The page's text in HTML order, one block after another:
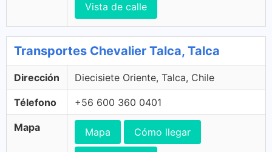
Vista de calle
Transportes Chevalier Talca, Talca
Dirección Diecisiete Oriente, Talca, Chile
Télefono +56 600 360 0401
Mapa Mapa Cómo llegar